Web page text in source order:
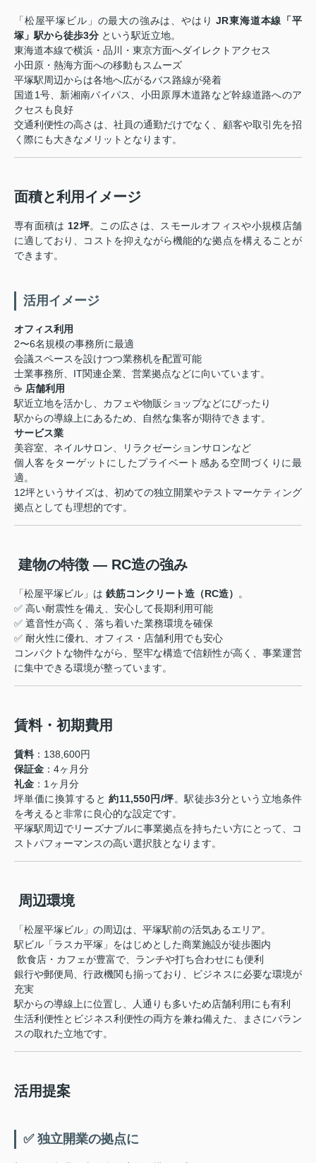
「松屋平塚ビル」の最大の強みは、やはりJR東海道本線「平
塚」駅から徒歩3分 という駅近立地。
東海道本線で横浜・品川・東京方面へダイレクトアクセス
小田原・熱海方面への移動もスムーズ
平塚駅周辺からは各地へ広がるバス路線が発着
国道1号、新湘南バイパス、小田原厚木道路など幹線道路へのア
クセスも良好
交通利便性の高さは、社員の通勤だけでなく、顧客や取引先を招
く際にも大きなメリットとなります。
面積と利用イメージ
専有面積は 12坪。この広さは、スモールオフィスや小規模店舗
に適しており、コストを抑えながら機能的な拠点を構えることが
できます。
活用イメージ
オフィス利用
2〜6名規模の事務所に最適
会議スペースを設けつつ業務机を配置可能
士業事務所、IT関連企業、営業拠点などに向いています。
☕ 店舗利用
駅近立地を活かし、カフェや物販ショップなどにぴったり
駅からの導線上にあるため、自然な集客が期待できます。
サービス業
美容室、ネイルサロン、リラクゼーションサロンなど
個人客をターゲットにしたプライベート感ある空間づくりに最
適。
12坪というサイズは、初めての独立開業やテストマーケティング
拠点としても理想的です。
️ 建物の特徴 ― RC造の強み
「松屋平塚ビル」は 鉄筋コンクリート造（RC造）
。
✅ 高い耐震性を備え、安心して長期利用可能
✅ 遮音性が高く、落ち着いた業務環境を確保
✅ 耐火性に優れ、オフィス・店舗利用でも安心
コンパクトな物件ながら、堅牢な構造で信頼性が高く、事業運営
に集中できる環境が整っています。
賃料・初期費用
賃料：138,600円
保証金 ：4ヶ月分
礼金 ：1ヶ月分
坪単価に換算すると約11,550円/坪。駅徒歩3分という立地条件
を考えると非常に良心的な設定です。
平塚駅周辺でリーズナブルに事業拠点を持ちたい方にとって、コ
ストパフォーマンスの高い選択肢となります。
️ 周辺環境
「松屋平塚ビル」の周辺は、平塚駅前の活気あるエリア。
駅ビル「ラスカ平塚」をはじめとした商業施設が徒歩圏内
️ 飲食店・カフェが豊富で、ランチや打ち合わせにも便利
銀行や郵便局、行政機関も揃っており、ビジネスに必要な環境が
充実
駅からの導線上に位置し、人通りも多いため店舗利用にも有利
生活利便性とビジネス利便性の両方を兼ね備えた、まさにバラン
スの取れた立地です。
活用提案
✅ 独立開業の拠点に